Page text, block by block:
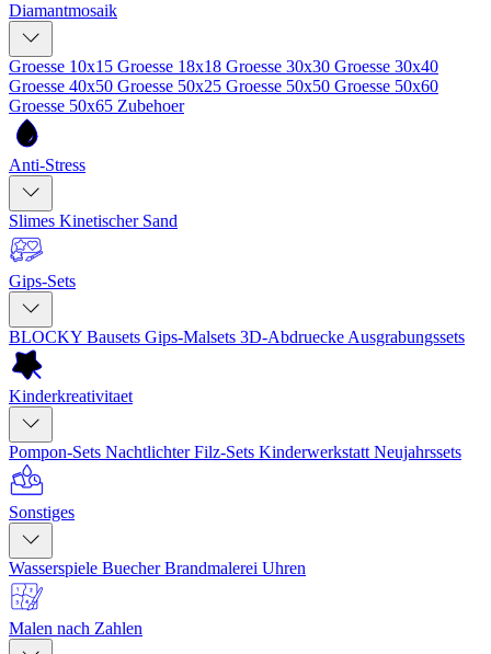
Diamantmosaik
Groesse 10x15 Groesse 18x18 Groesse 30x30 Groesse 30x40
Groesse 40x50 Groesse 50x25 Groesse 50x50 Groesse 50x60
Groesse 50x65 Zubehoer
Anti-Stress
Slimes Kinetischer Sand
Gips-Sets
BLOCKY Bausets Gips-Malsets 3D-Abdruecke Ausgrabungssets
Kinderkreativitaet
Pompon-Sets NachtlichterFilz-Sets Kinderwerkstatt Neujahrssets
Sonstiges
Wasserspiele BuecherBrandmalerei Uhren
Malen nach Zahlen